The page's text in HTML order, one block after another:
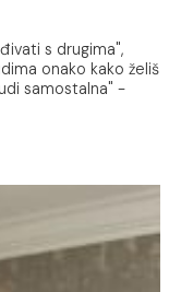
s drugima",
onako kako želiš
samostalna" -